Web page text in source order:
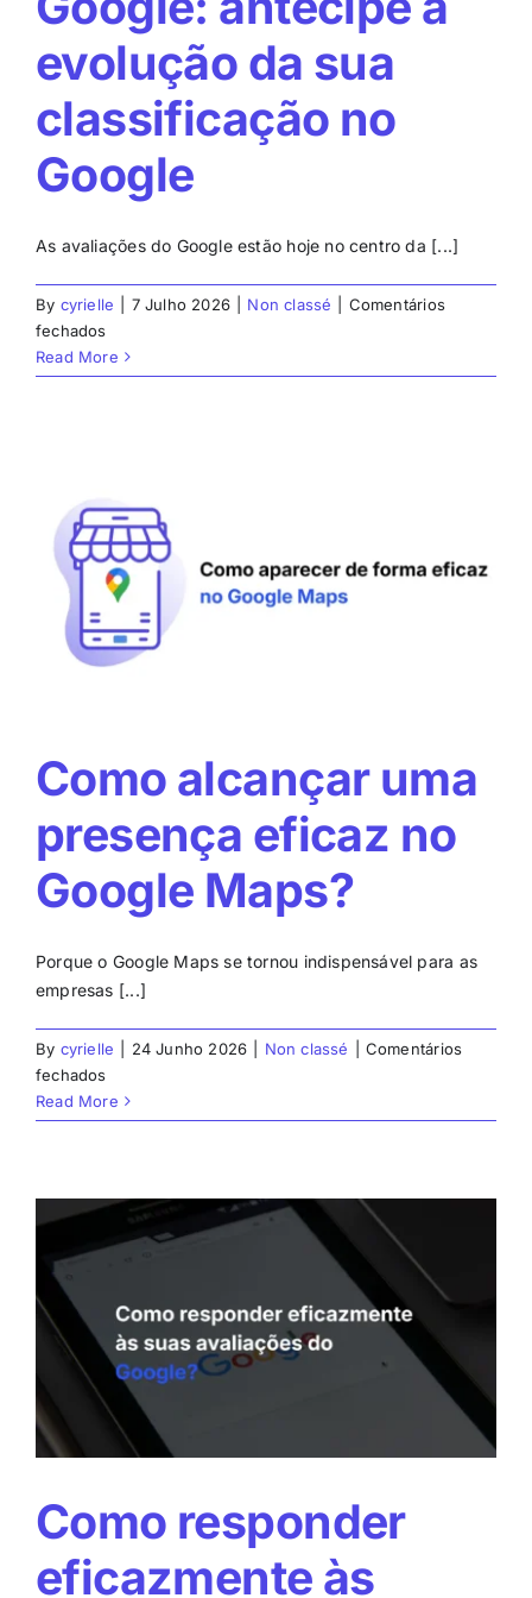
evolução da sua
classificação no
Google
As avaliações do Google estão hoje no centro da [...]
By cyrielle 7 Julho 2026 Non classé
Comentários
fechadosem
Simulador
de
a
evolução
da
sua
classificação
no
Google
Read More
Como alcançar uma
presença eficaz no
Google Maps?
Porque o Google Maps se tornou indispensável para as
empresas [...]
By cyrielle 24 Junho 2026 Non classé
Comentários
fechadosem
Como
alcançar
eficaz
Read More
Como responder
eficazmente às